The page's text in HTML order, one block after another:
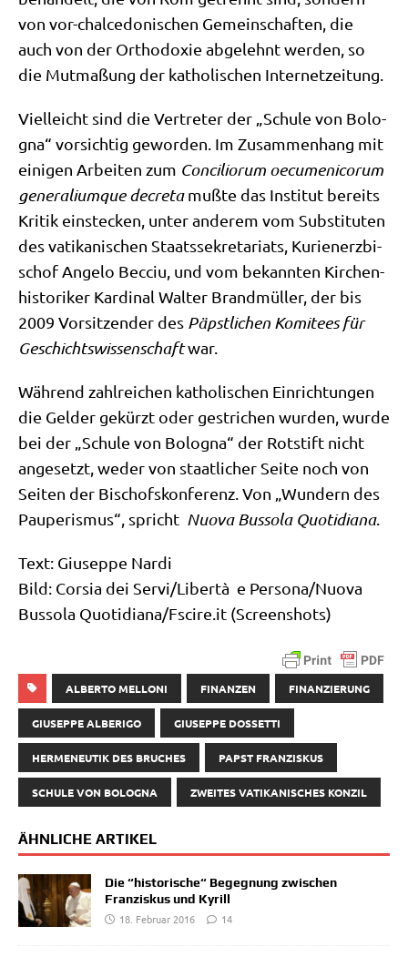
von vor-chal­ce­do­ni­schen Gemein­schaf­ten, die
auch von der Ortho­do­xie abge­lehnt wer­den, so
die Mut­ma­ßung der katho­li­schen Internetzeitung.
Viel­leicht sind die Ver­tre­ter der „Schu­le von Bolo­
gna“ vor­sich­tig gewor­den. Im Zusam­men­hang mit
eini­gen Arbei­ten zum Con­ci­li­o­rum oecu­me­ni­corum
gene­ra­li­um­que decre­tamuß­te das Insti­tut bereits
Kri­tik ein­stecken, unter ande­rem vom Sub­sti­tu­ten
des vati­ka­ni­schen Staats­se­kre­ta­ri­ats, Kuri­en­erz­bi­
schof Ange­lo Becciu, und vom bekann­ten Kir­chen­
hi­sto­ri­ker Kar­di­nal Wal­ter Brand­mül­ler, der bis
2009 Vor­sit­zen­der des Päpst­li­chen Komi­tees für
Geschichts­wis­sen­schaftwar.
Wäh­rend zahl­rei­chen katho­li­schen Ein­rich­tun­gen
die Gel­der gekürzt oder gestri­chen wur­den, wur­de
bei der „Schu­le von Bolo­gna“ der Rot­stift nicht
ange­setzt, weder von staat­li­cher Sei­te noch von
Sei­ten der Bischofs­kon­fe­renz. Von „Wun­dern des
Pau­pe­ris­mus“, spricht Nuo­va Bus­so­la Quo­ti­dia­na.
Text: Giu­sep­pe Nardi
Bild: Cor­sia dei Servi/​Libertà e Persona/​Nuova
Bus­so­la Quotidiana/Fscire.it (Screen­shots)
ALBERTO MELLONI FINANZEN FINANZIERUNG
GIUSEPPE ALBERIGO GIUSEPPE DOSSETTI
HERMENEUTIK DES BRUCHES PAPST FRANZISKUS
SCHULE VON BOLOGNA ZWEITES VATIKANISCHES KONZIL
ÄHNLICHE ARTIKEL
Die “historische“ Begegnung zwischen
Franziskus und Kyrill
18. Februar 2016
14